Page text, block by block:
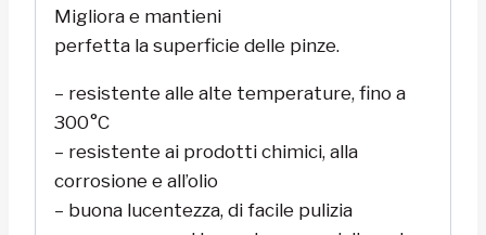
Migliora e mantieni
perfetta la superficie delle pinze.
– resistente alle alte temperature, fino a
300°C
– resistente ai prodotti chimici, alla
corrosione e all’olio
– buona lucentezza, di facile pulizia